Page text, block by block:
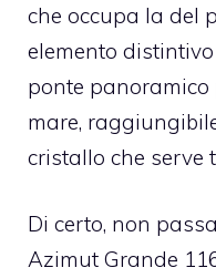
che occupa la del
elemento
ponte
mare,
cristallo che serve
Di certo, non
Azimut Grande